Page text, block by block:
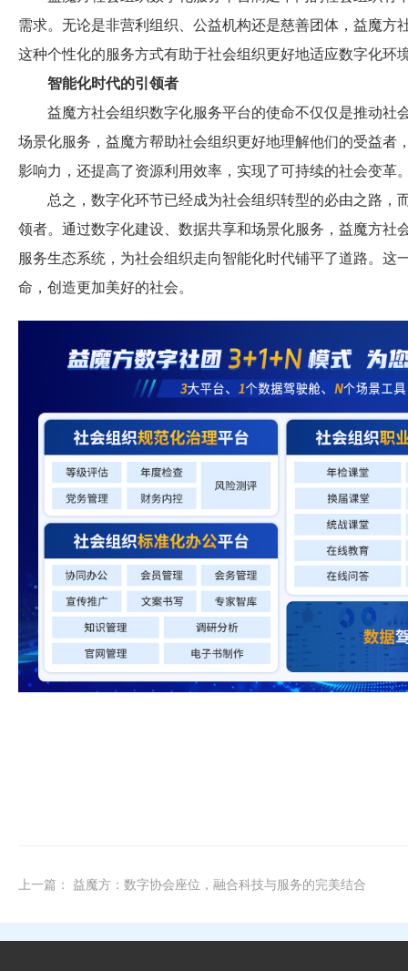
需求。无论是非营利组织、公益机构还是慈善团体，益魔
这种个性化的服务方式有助于社会组织更好地适应数字化环
智能化时代的引领者
益魔方社会组织数字化服务平台的使命不仅仅是推动社
场景化服务，益魔方帮助社会组织更好地理解他们的受益
影响力，还提高了资源利用效率，实现了可持续的社会变革
总之，数字化环节已经成为社会组织转型的必由之路，
领者。通过数字化建设、数据共享和场景化服务，益魔方
服务生态系统，为社会组织走向智能化时代铺平了道路。
命，创造更加美好的社会。
上一篇： 益魔方：数字协会座位，融合科技与服务的完美结合